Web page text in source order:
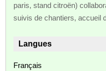
paris, stand citroën)
suivis de chantiers, accueil
Langues
Français